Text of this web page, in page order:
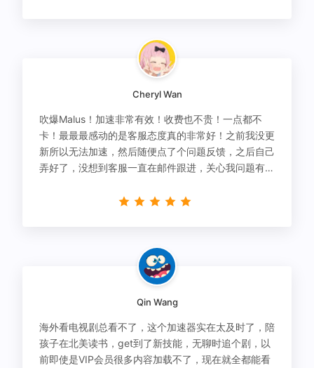
Cheryl Wan
吹爆Malus！加速非常有效！收费也不贵！一点都不
卡！最最最感动的是客服态度真的非常好！之前我没更
新所以无法加速，然后随便点了个问题反馈，之后自己
弄好了，没想到客服一直在邮件跟进，关心我问题有没
Qin Wang
海外看电视剧总看不了，这个加速器实在太及时了，陪
孩子在北美读书，get到了新技能，无聊时追个剧，以
前即使是VIP会员很多内容加载不了，现在就全都能看